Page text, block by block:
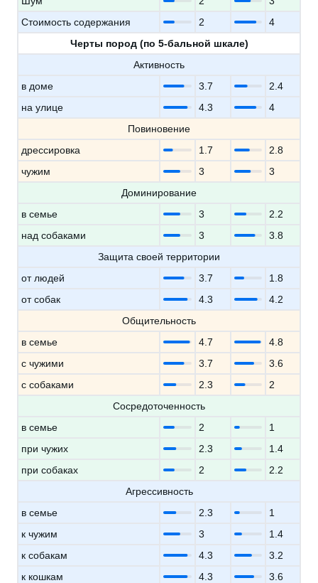
Стоимость содержания
2
4
Черты пород (по 5-бальной шкале)
Активность
в доме
3.7
2.4
на улице
4.3
4
Повиновение
дрессировка
1.7
2.8
чужим
3
3
Доминирование
в семье
3
2.2
над собаками
3
3.8
Защита своей территории
от людей
3.7
1.8
от собак
4.3
4.2
Общительность
в семье
4.7
4.8
с чужими
3.7
3.6
с собаками
2.3
2
Сосредоточенность
в семье
2
1
при чужих
2.3
1.4
при собаках
2
2.2
Агрессивность
в семье
2.3
1
к чужим
3
1.4
к собакам
4.3
3.2
к кошкам
4.3
3.6